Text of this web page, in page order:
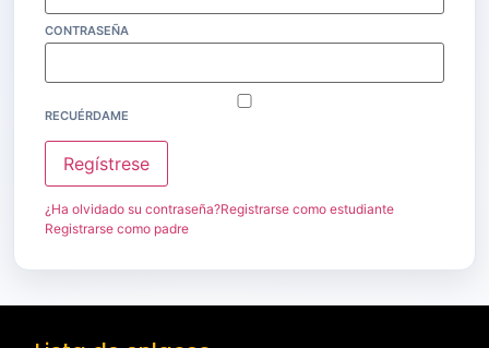
CONTRASEÑA
RECUÉRDAME
Regístrese
¿Ha olvidado su contraseña?Registrarse como estudiante
Registrarse como padre